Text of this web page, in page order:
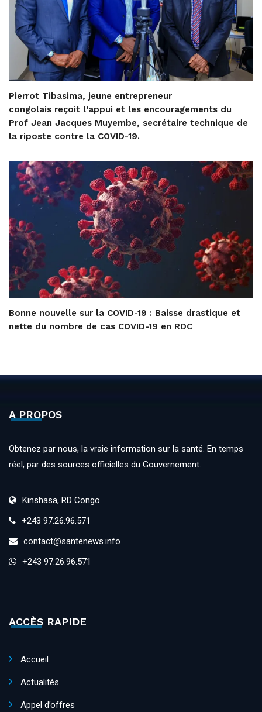
Pierrot Tibasima, jeune entrepreneur
congolais reçoit l’appui et les encouragements du
Prof Jean Jacques Muyembe, secrétaire technique de
la riposte contre la COVID-19.
Bonne nouvelle sur la COVID-19 : Baisse drastique et
nette du nombre de cas COVID-19 en RDC
A PROPOS
Obtenez par nous, la vraie information sur la santé. En temps
réel, par des sources officielles du Gouvernement.
Kinshasa, RD Congo
+243 97.26.96.571
contact@santenews.info
+243 97.26.96.571
ACCÈS RAPIDE
Accueil
Actualités
Appel d’offres